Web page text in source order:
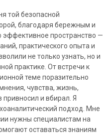
той безопасной
благодаря бережным и
пространство —
практического опыта и
не только узнать, но и
практике. От встречи к
теме поразительно
чувства, жизнь,
привносил и вбирал. Я
подход. Мне
нужны специалистам на
оставаться знаниям